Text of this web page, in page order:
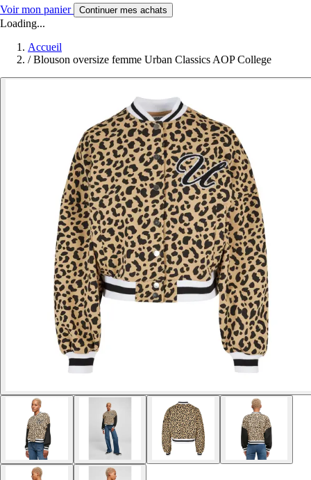
Voir mon panier Continuer mes achats
Loading...
Accueil
/ Blouson oversize femme Urban Classics AOP College